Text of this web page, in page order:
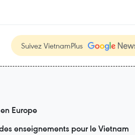
Suivez VietnamPlus
Europe
enseignements pour le Vietnam